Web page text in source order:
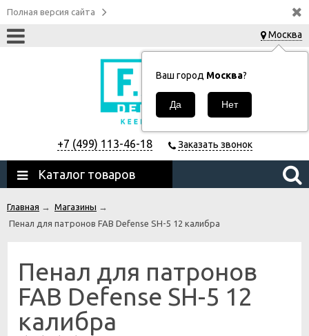
Полная версия сайта
Москва
Ваш город Москва?
+7 (499) 113-46-18 Заказать звонок
Каталог товаров
Главная → Магазины →
Пенал для патронов FAB Defense SH-5 12 калибра
Пенал для патронов
FAB Defense SH-5 12
калибра